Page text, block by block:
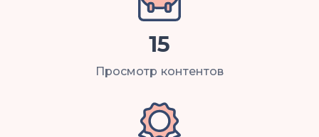
15
Просмотр контентов